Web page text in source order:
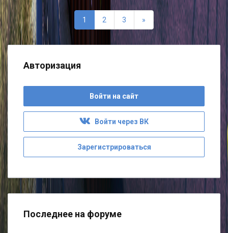
1 2 3 » Последняя
Авторизация
Войти на сайт
Войти через ВК
Зарегистрироваться
Последнее на форуме